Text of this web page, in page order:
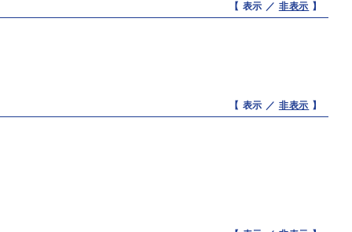
【 表示 ／ 非表示 】
【 表示 ／ 非表示 】